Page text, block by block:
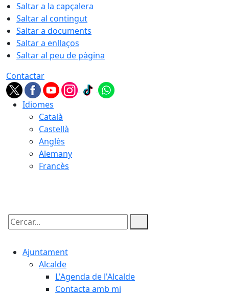
Saltar a la capçalera
Saltar al contingut
Saltar a documents
Saltar a enllaços
Saltar al peu de pàgina
Contactar
Idiomes
Català
Castellà
Anglès
Alemany
Francès
Cercar:
Ajuntament
Alcalde
L'Agenda de l'Alcalde
Contacta amb mi